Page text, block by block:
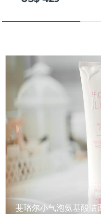
斐珞尔小气泡氨基酸洁